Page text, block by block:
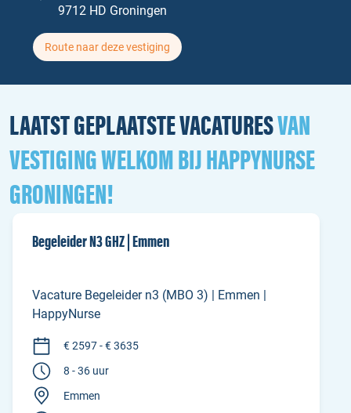
9712 HD Groningen
Route naar deze vestiging
LAATST GEPLAATSTE VACATURESVAN
VESTIGING WELKOM BIJ HAPPYNURSE
GRONINGEN!
Begeleider N3 GHZ | Emmen
Vacature Begeleider n3 (MBO 3) | Emmen |
HappyNurse
€ 2597 - € 3635
8 - 36 uur
Emmen